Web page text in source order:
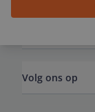
Volg ons op